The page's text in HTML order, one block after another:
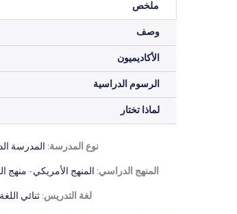
ملخص
وصف
الأكاديميون
الرسوم الدراسية
لماذا تختار
نوع المدرسة: المدرسة
المنهج الدراسي: المنهج الأمريكي - منهج
لغة التدريس:ثنائي اللغة